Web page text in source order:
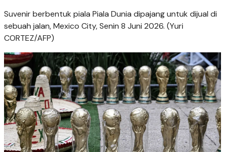
Suvenir berbentuk piala Piala Dunia dipajang untuk dijual di
sebuah jalan, Mexico City, Senin 8 Juni 2026. (Yuri
CORTEZ/AFP)